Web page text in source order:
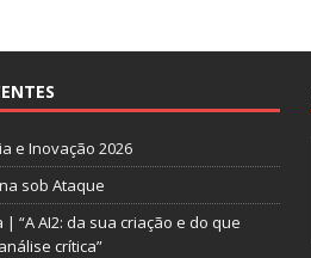
e Inovação 2026
sob Ataque
“A AI2: da sua criação e do que
crítica”